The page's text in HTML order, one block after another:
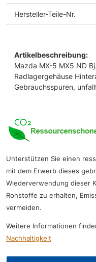
Hersteller-Teile-Nr.
Artikelbeschreibung:
Mazda MX-5 MX5 ND
Radlagergehäuse
Gebrauchsspuren,
Unterstützen Sie einen
mit dem Erwerb dieses
Wiederverwendung dieser
Rohstoffe zu erhalten,
vermeiden.
Weitere Informationen
Nachhaltigkeit